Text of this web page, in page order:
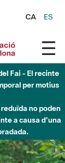
CA ES
Fai - El recinte
per motius
no poden
a causa d'una